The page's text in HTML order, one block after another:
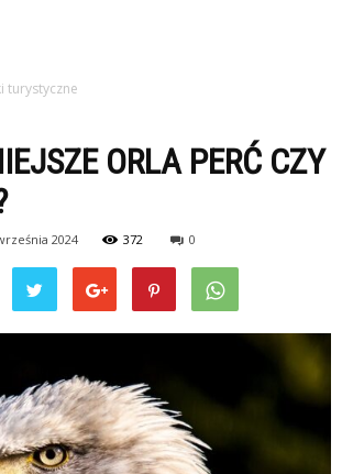
turystyczne
ORLA PERĆ CZY
2024 372 0